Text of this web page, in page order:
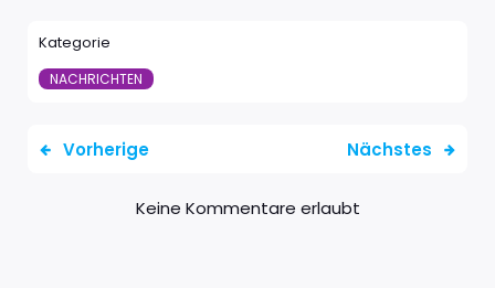
Kategorie
NACHRICHTEN
Vorherige Nächstes
Keine Kommentare erlaubt